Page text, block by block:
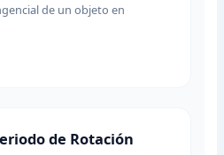
de un objeto en
de Rotación